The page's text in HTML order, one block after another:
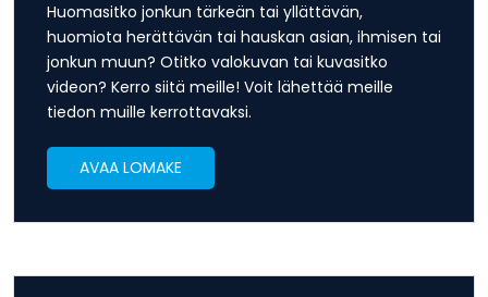
Huomasitko jonkun tärkeän tai yllättävän,
huomiota herättävän tai hauskan asian, ihmisen tai
jonkun muun? Otitko valokuvan tai kuvasitko
videon? Kerro siitä meille! Voit lähettää meille
tiedon muille kerrottavaksi.
AVAA LOMAKE